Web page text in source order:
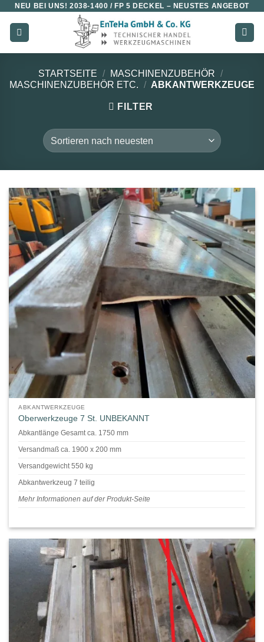
Zum
Inhalt
springen
NEU BEI UNS!2038-1400 / FP 5 DECKEL – NEUSTES ANGEBOT
STARTSEITE / MASCHINENZUBEHÖR /
MASCHINENZUBEHÖR ETC. / ABKANTWERKZEUGE
FILTER
ABKANTWERKZEUGE
Oberwerkzeuge 7 St. UNBEKANNT
Abkantlänge Gesamt ca. 1750 mm
Versandmaß ca. 1900 x 200 mm
Versandgewicht 550 kg
Abkantwerkzeug 7 teilig
Mehr Informationen auf der Produkt-Seite